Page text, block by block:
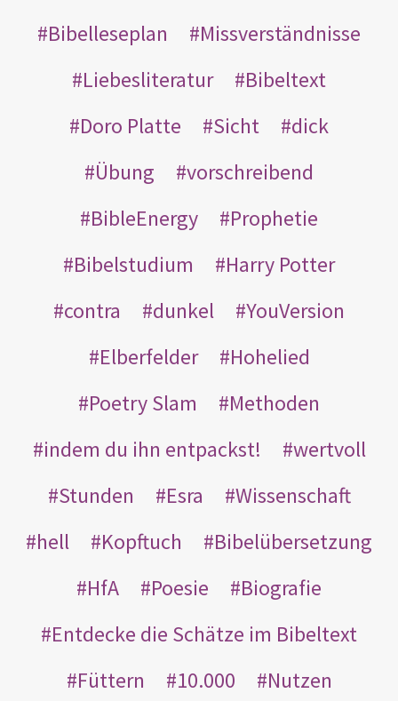
Bibelleseplan
Missverständnisse
Liebesliteratur
Bibeltext
Doro Platte
Sicht
dick
Übung
vorschreibend
BibleEnergy
Prophetie
Bibelstudium
Harry Potter
contra
dunkel
YouVersion
Elberfelder
Hohelied
Poetry Slam
Methoden
indem du ihn entpackst!
wertvoll
Stunden
Esra
Wissenschaft
hell
Kopftuch
Bibelübersetzung
HfA
Poesie
Biografie
Entdecke die Schätze im Bibeltext
Füttern
10.000
Nutzen